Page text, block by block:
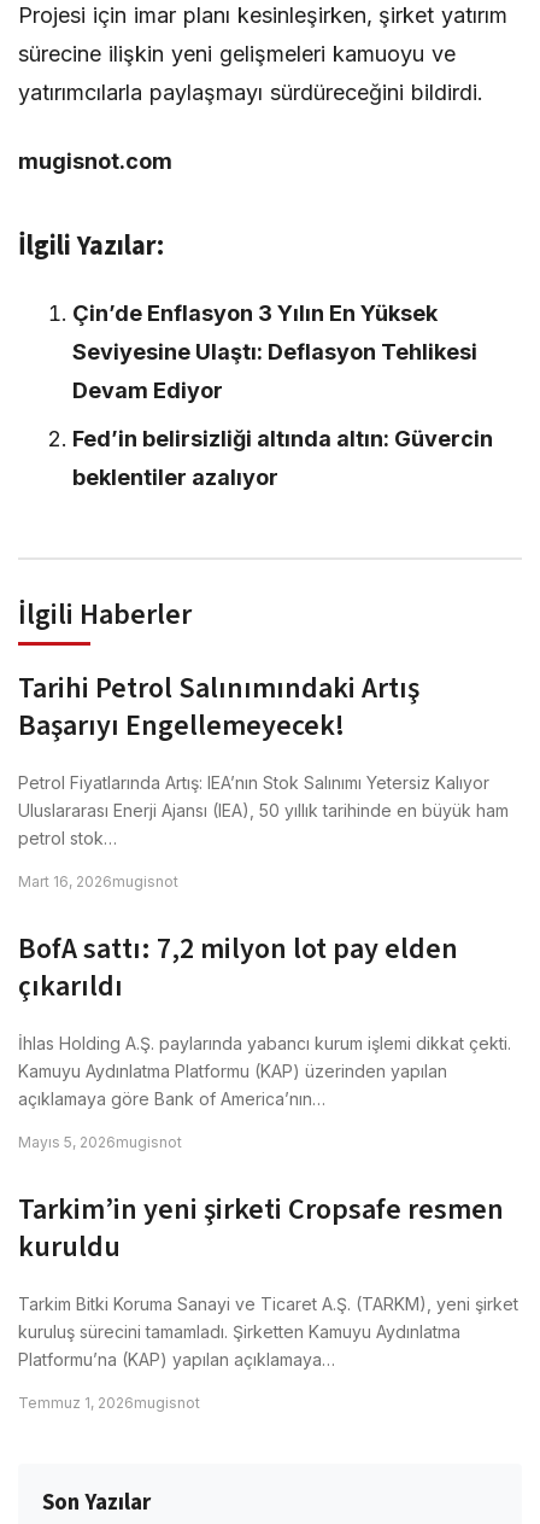
Projesi için imar planı kesinleşirken, şirket yatırım
sürecine ilişkin yeni gelişmeleri kamuoyu ve
yatırımcılarla paylaşmayı sürdüreceğini bildirdi.
mugisnot.com
İlgili Yazılar:
Çin’de Enflasyon 3 Yılın En Yüksek
Seviyesine Ulaştı: Deflasyon Tehlikesi
Devam Ediyor
Fed’in belirsizliği altında altın: Güvercin
beklentiler azalıyor
İlgili Haberler
Tarihi Petrol Salınımındaki Artış
Başarıyı Engellemeyecek!
Petrol Fiyatlarında Artış: IEA’nın Stok Salınımı Yetersiz Kalıyor
Uluslararası Enerji Ajansı (IEA), 50 yıllık tarihinde en büyük ham
petrol stok…
Mart 16, 2026mugisnot
BofA sattı: 7,2 milyon lot pay elden
çıkarıldı
İhlas Holding A.Ş. paylarında yabancı kurum işlemi dikkat çekti.
Kamuyu Aydınlatma Platformu (KAP) üzerinden yapılan
açıklamaya göre Bank of America’nın…
Mayıs 5, 2026mugisnot
Tarkim’in yeni şirketi Cropsafe resmen
kuruldu
Tarkim Bitki Koruma Sanayi ve Ticaret A.Ş. (TARKM), yeni şirket
kuruluş sürecini tamamladı. Şirketten Kamuyu Aydınlatma
Platformu’na (KAP) yapılan açıklamaya…
Temmuz 1, 2026mugisnot
Son Yazılar